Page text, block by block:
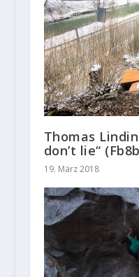
Thomas
don’t lie“
19. März 2018